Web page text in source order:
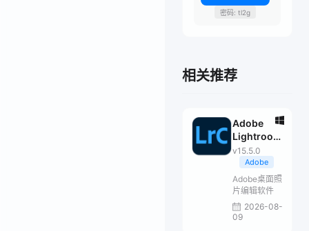
密码: tl2g
相关推荐
Adobe
Lightroom
Classic
2026
v15.5.0
Adobe
Adobe桌面照
片编辑软件
2026-08-
09